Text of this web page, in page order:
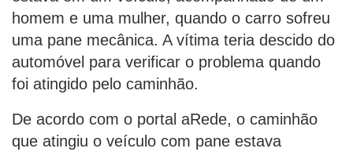
homem e uma mulher, quando o carro sofreu
uma pane mecânica. A vítima teria descido do
automóvel para verificar o problema quando
foi atingido pelo caminhão.
De acordo com o portal aRede, o caminhão
que atingiu o veículo com pane estava